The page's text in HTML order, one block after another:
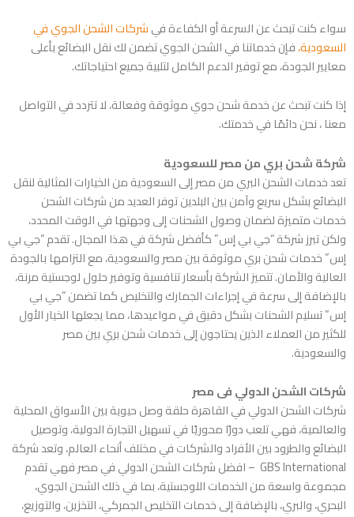
سواء كنت تبحث عن السرعة أو الكفاءة فيشركات الشحن الجوي في
السعودية،فإن خدماتنا في الشحن الجوي تضمن لك نقل البضائع بأعلى
معايير الجودة، مع توفير الدعم الكامل لتلبية جميع احتياجاتك.
إذا كنت تبحث عن خدمة شحن جوي موثوقة وفعالة، لا تتردد في التواصل
معنا ، نحن دائمًا في خدمتك.
شركة شحن بري من مصر للسعودية
تعد خدمات الشحن البري من مصر إلى السعودية من الخيارات المثالية لنقل
البضائع بشكل سريع وآمن بين البلدين توفر العديد من شركات الشحن
خدمات متميزة لضمان وصول الشحنات إلى وجهتها في الوقت المحدد،
ولكن تبرز شركة “جي بي إس” كأفضل شركة في هذا المجال. تقدم “جي بي
إس” خدمات شحن بري موثوقة بين مصر والسعودية، مع التزامها بالجودة
العالية والأمان. تتميز الشركة بأسعار تنافسية وتوفير حلول لوجستية مرنة،
بالإضافة إلى سرعة في إجراءات الجمارك والتخليص كما تضمن “جي بي
إس” تسليم الشحنات بشكل دقيق في مواعيدها، مما يجعلها الخيار الأول
للكثير من العملاء الذين يحتاجون إلى خدمات شحن بري بين مصر
والسعودية.
شركات الشحن الدولي فى مصر
شركات الشحن الدولي في القاهرةحلقة وصل حيوية بين الأسواق المحلية
والعالمية، فهي تلعب دورًا محوريًا في تسهيل التجارة الدولية، وتوصيل
البضائع والطرود بين الأفراد والشركات في مختلف أنحاء العالم، وتعد شركة
GBS International – افضل
شركات الشحن الدولي في مصرفهي تقدم
مجموعة واسعة من الخدمات اللوجستية، بما في ذلك الشحن الجوي،
البحري، والبري، بالإضافة إلى خدمات التخليص الجمركي، التخزين، والتوزيع،